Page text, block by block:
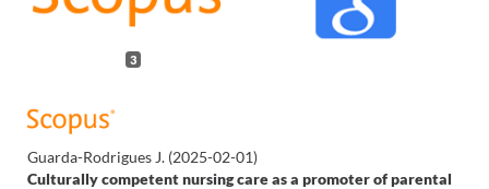
3
Guarda-Rodrigues J. (2025-02-01)
Culturally competent nursing care as a promoter of parental